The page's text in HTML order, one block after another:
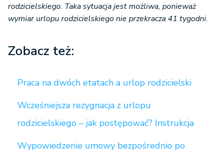
rodzicielskiego. Taka sytuacja jest możliwa, ponieważ
wymiar urlopu rodzicielskiego nie przekracza 41 tygodni.
Zobacz też:
Praca na dwóch etatach a urlop rodzicielski
Wcześniejsza rezygnacja z urlopu
rodzicielskiego – jak postępować? Instrukcja
Wypowiedzenie umowy bezpośrednio po